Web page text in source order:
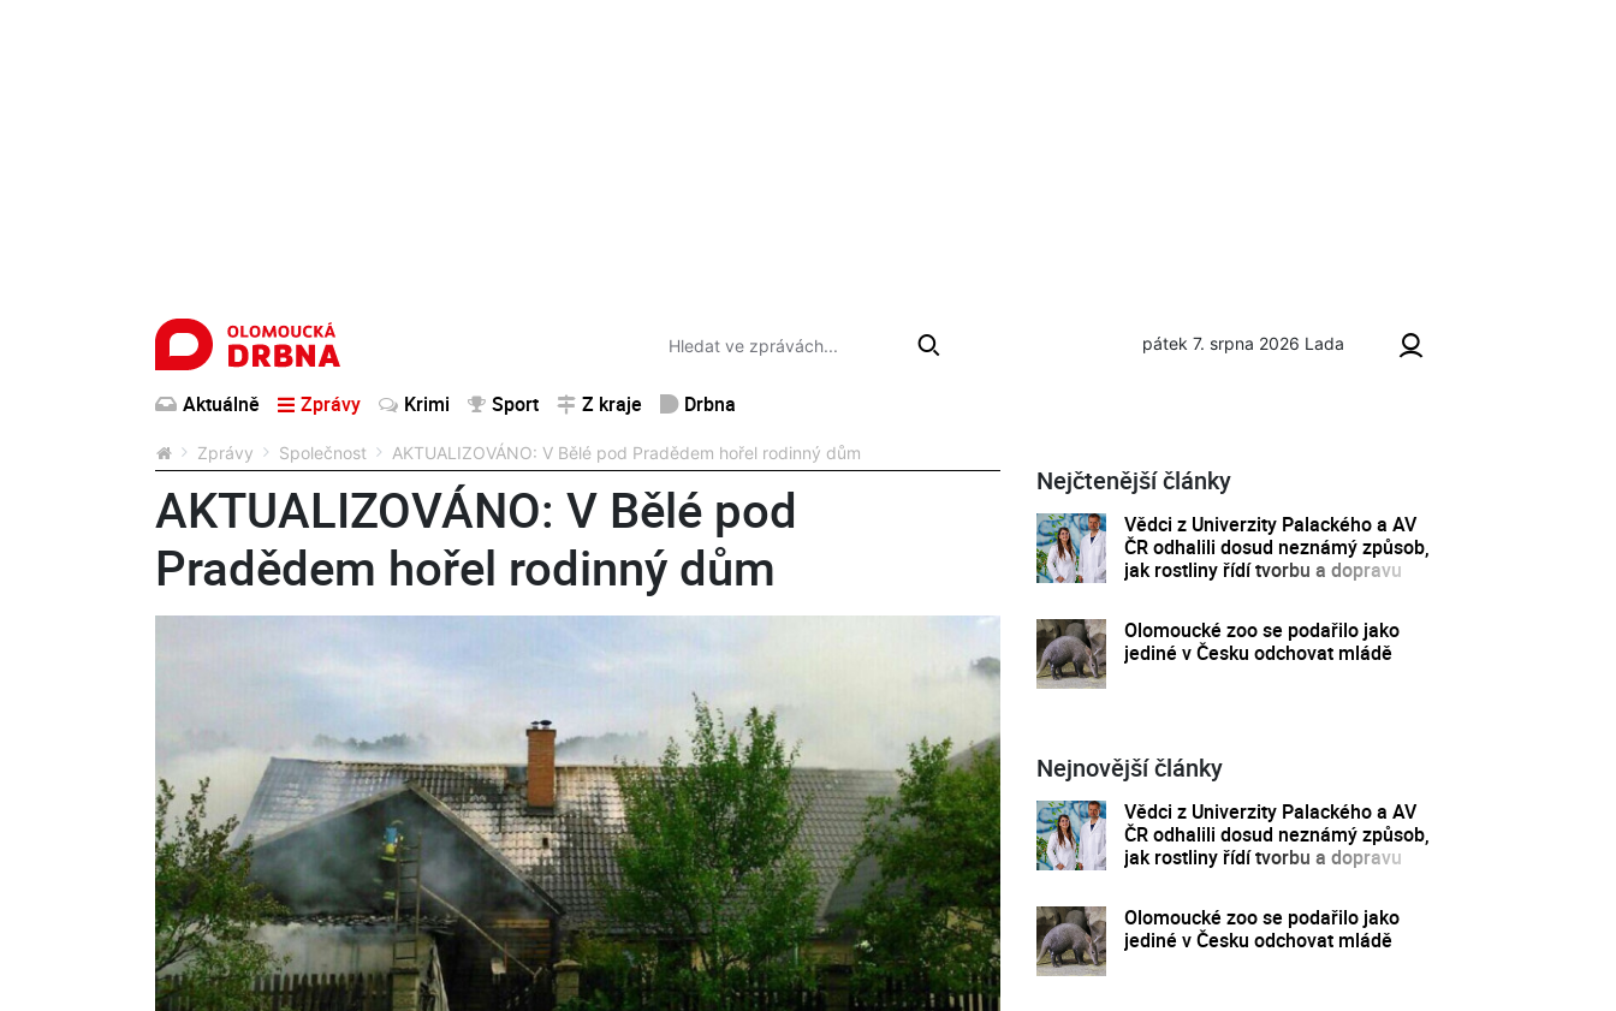
pátek 7. srpna 2026 Lada
Aktuálně Zprávy Krimi Sport Z kraje Drbna
Zprávy Společnost AKTUALIZOVÁNO: V Bělé pod Pradědem hořel rodinný dům
AKTUALIZOVÁNO: V Bělé pod
Pradědem hořel rodinný dům
Nejčtenější články
Vědci z Univerzity Palackého a AV
ČR odhalili dosud neznámý způsob,
jak rostliny řídí tvorbu a dopravu
Olomoucké zoo se podařilo jako
jediné v Česku odchovat mládě
Nejnovější články
Vědci z Univerzity Palackého a AV
ČR odhalili dosud neznámý způsob,
jak rostliny řídí tvorbu a dopravu
Olomoucké zoo se podařilo jako
jediné v Česku odchovat mládě